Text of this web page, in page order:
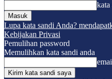
kata
Lupa kata sandi Anda?
Kebijakan Privasi
Pemulihan password
Memulihkan kata sandi anda